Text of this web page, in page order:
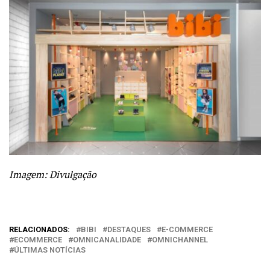
Imagem: Divulgação
RELACIONADOS: BIBI DESTAQUES
E-COMMERCE
ECOMMERCE
OMNICANALIDADE
OMNICHANNEL
ÚLTIMAS NOTÍCIAS